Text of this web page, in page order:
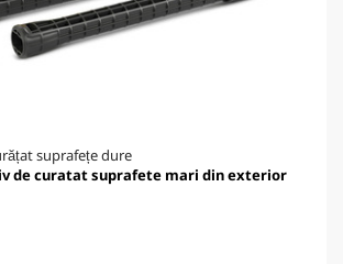
suprafețe dure
de curatat suprafete mari din exterior